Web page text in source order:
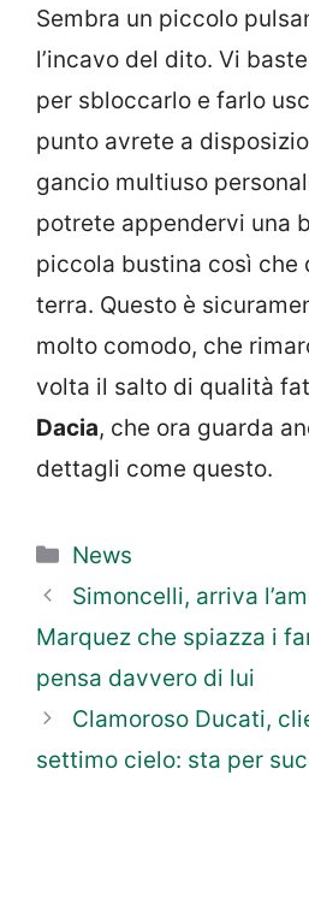
Sembra un piccolo
l’incavo del dito. Vi
per sbloccarlo e farlo
punto avrete a
gancio multiuso
potrete appendervi una
piccola bustina così che
terra. Questo è
molto comodo, che
volta il salto di qualità
Dacia, che ora guarda
dettagli come questo.
Categorie
News
Simoncelli, arriva
Marquez che spiazza i
pensa davvero di lui
Clamoroso Ducati,
settimo cielo: sta per